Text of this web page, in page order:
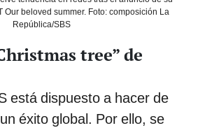
Our beloved summer. Foto: composición La
República/SBS
tree” de
está dispuesto a hacer de
éxito global. Por ello, se